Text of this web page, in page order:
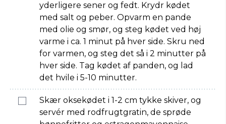
yderligere sener og fedt. Krydr kødet
med salt og peber. Opvarm en pande
med olie og smør, og steg kødet ved høj
varme i ca. 1 minut på hver side. Skru ned
for varmen, og steg det så i 2 minutter på
hver side. Tag kødet af panden, og lad
det hvile i 5-10 minutter.
Skær oksekødet i 1-2 cm tykke skiver, og
servér med rodfrugtgratin, de sprøde